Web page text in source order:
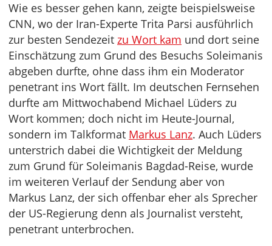
Wie es besser gehen kann, zeigte beispielsweise
CNN, wo der Iran-Experte Trita Parsi ausführlich
zur besten Sendezeit zu Wort kam und dort seine
Einschätzung zum Grund des Besuchs Soleimanis
abgeben durfte, ohne dass ihm ein Moderator
penetrant ins Wort fällt. Im deutschen Fernsehen
durfte am Mittwochabend Michael Lüders zu
Wort kommen; doch nicht im Heute-Journal,
sondern im Talkformat Markus Lanz. Auch Lüders
unterstrich dabei die Wichtigkeit der Meldung
zum Grund für Soleimanis Bagdad-Reise, wurde
im weiteren Verlauf der Sendung aber von
Markus Lanz, der sich offenbar eher als Sprecher
der US-Regierung denn als Journalist versteht,
penetrant unterbrochen.